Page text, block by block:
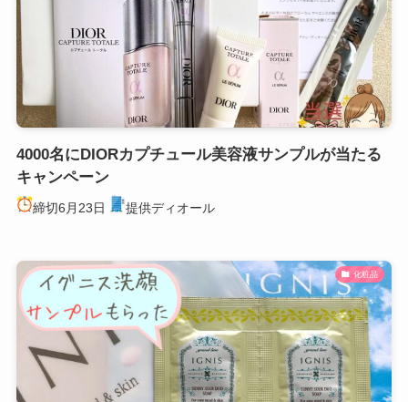
4000名にDIORカプチュール美容液サンプルが当たる
キャンペーン
締切6月23日 提供ディオール
化粧品